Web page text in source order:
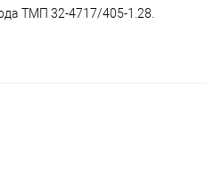
ТМП 32-4717/405-1.28.